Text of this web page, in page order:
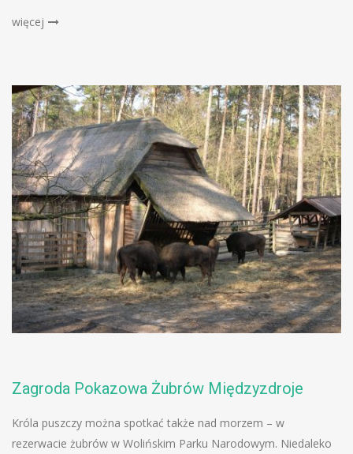
więcej
Zagroda Pokazowa Żubrów Międzyzdroje
Króla puszczy można spotkać także nad morzem – w
rezerwacie żubrów w Wolińskim Parku Narodowym. Niedaleko